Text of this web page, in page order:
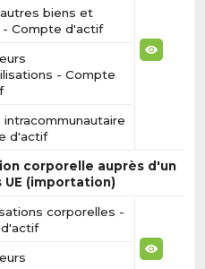
biens et
- Compte d'actif
- Compte
intracommunautaire
d'actif
corporelle auprès d'un
(importation)
corporelles -